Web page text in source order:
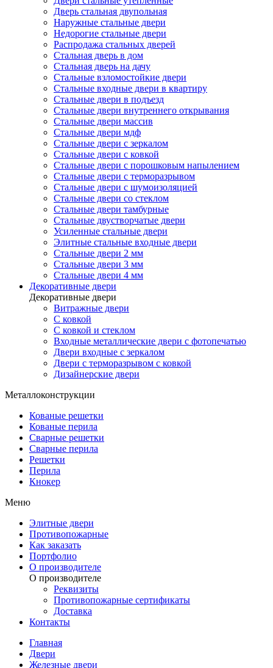
Дверь стальная двупольная
Наружные стальные двери
Недорогие стальные двери
Распродажа стальных дверей
Стальная дверь в дом
Стальная дверь на дачу
Стальные взломостойкие двери
Стальные входные двери в квартиру
Стальные двери в подъезд
Стальные двери внутреннего открывания
Стальные двери массив
Стальные двери мдф
Стальные двери с зеркалом
Стальные двери с ковкой
Стальные двери с порошковым напылением
Стальные двери с терморазрывом
Стальные двери с шумоизоляцией
Стальные двери со стеклом
Стальные двери тамбурные
Стальные двустворчатые двери
Усиленные стальные двери
Элитные стальные входные двери
Стальные двери 2 мм
Стальные двери 3 мм
Стальные двери 4 мм
Декоративные двери
Декоративные двери
Витражные двери
С ковкой
С ковкой и стеклом
Входные металлические двери с фотопечатью
Двери входные с зеркалом
Двери с терморазрывом с ковкой
Дизайнерские двери
Металлоконструкции
Кованые решетки
Кованые перила
Сварные решетки
Сварные перила
Решетки
Перила
Кнокер
Меню
Элитные двери
Противопожарные
Как заказать
Портфолио
О производителе
О производителе
Реквизиты
Противопожарные сертификаты
Доставка
Контакты
Главная
Двери
Железные двери